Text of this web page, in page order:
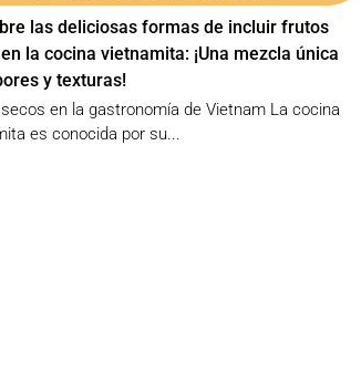
las deliciosas formas de incluir frutos
la cocina vietnamita: ¡Una mezcla única
y texturas!
en la gastronomía de Vietnam La cocina
es conocida por su...